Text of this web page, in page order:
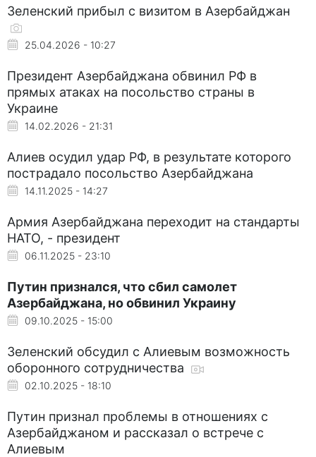
Зеленский прибыл с визитом в Азербайджан
25.04.2026 - 10:27
Президент Азербайджана обвинил РФ в
прямых атаках на посольство страны в
Украине
14.02.2026 - 21:31
Алиев осудил удар РФ, в результате которого
пострадало посольство Азербайджана
14.11.2025 - 14:27
Армия Азербайджана переходит на стандарты
НАТО, - президент
06.11.2025 - 23:10
Путин признался, что сбил самолет
Азербайджана, но обвинил Украину
09.10.2025 - 15:00
Зеленский обсудил с Алиевым возможность
оборонного сотрудничества
02.10.2025 - 18:10
Путин признал проблемы в отношениях с
Азербайджаном и рассказал о встрече с
Алиевым